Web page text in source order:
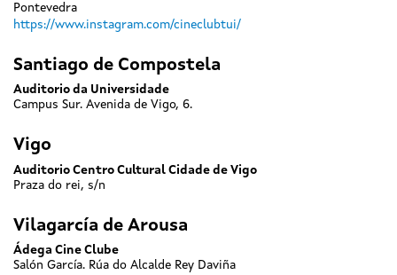
Pontevedra
https://www.instagram.com/cineclubtui/
Santiago de Compostela
Auditorio da Universidade
Campus Sur. Avenida de Vigo, 6.
Vigo
Auditorio Centro Cultural Cidade de Vigo
Praza do rei, s/n
Vilagarcía de Arousa
Ádega Cine Clube
Salón García. Rúa do Alcalde Rey Daviña